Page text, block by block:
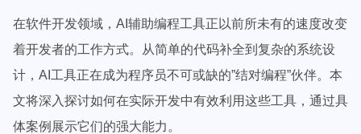
在软件开发领域，AI辅助编程工具正以前所未有的速度改变
着开发者的工作方式。从简单的代码补全到复杂的系统设
计，AI工具正在成为程序员不可或缺的”结对编程”伙伴。本
文将深入探讨如何在实际开发中有效利用这些工具，通过具
体案例展示它们的强大能力。